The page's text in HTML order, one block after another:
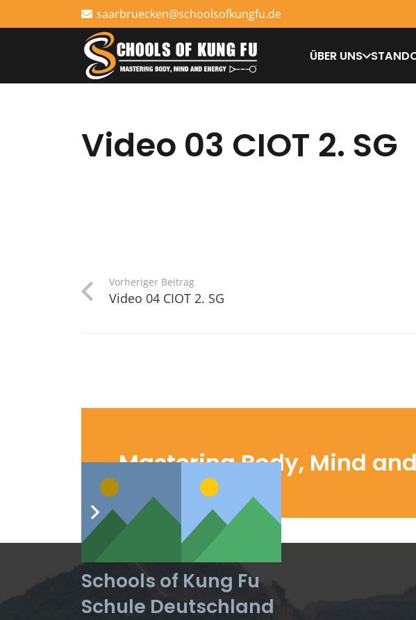
saarbruecken@schoolsofkungfu.de
ÜBER UNS
Video 03 CIOT 2. SG
Vorheriger Beitrag
Video 04 CIOT 2. SG
Mastering Body, Mind
Schools of Kung Fu
Schule Deutschland